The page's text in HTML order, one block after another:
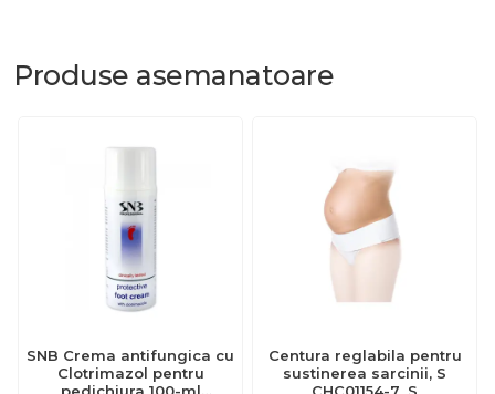
Produse asemanatoare
SNB Crema antifungica cu
Clotrimazol pentru
Centura reglabila pentru
sustinerea sarcinii, S